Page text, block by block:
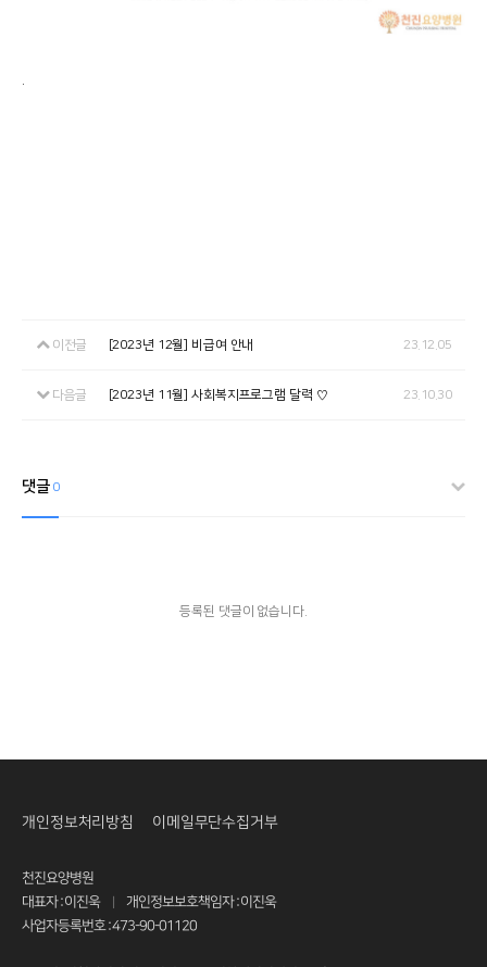
이전글 [2023년 12월] 비급여 안내 23.12.05
다음글 [2023년 11월] 사회복지프로그램 달력 ♡ 23.10.30
댓글0
등록된 댓글이 없습니다.
천진요양병원
대표자 : 이진욱
개인정보보호책임자 : 이진욱
사업자등록번호 : 473-90-01120
개인정보처리방침 이메일무단수집거부